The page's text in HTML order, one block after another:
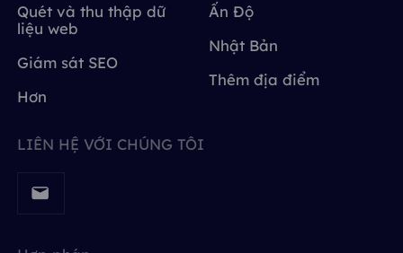
Quét và thu thập dữ
liệu web
Giám sát SEO
Hơn
Ấn Độ
Nhật Bản
Thêm địa điểm
LIÊN HỆ VỚI CHÚNG TÔI